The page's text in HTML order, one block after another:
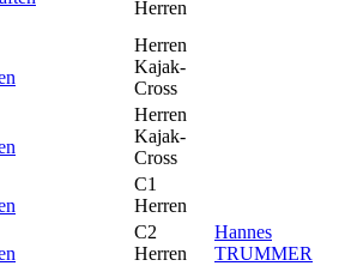
Herren
Herren
Kajak-
Cross
Herren
Kajak-
Cross
C1
Herren
C2
Herren
Hannes
TRUMMER